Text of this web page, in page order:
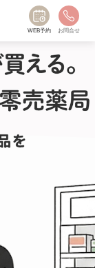
WEB予約 お問合せ